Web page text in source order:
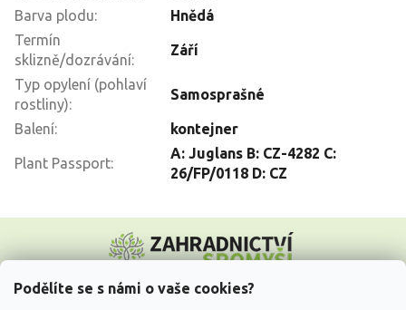
Podělíte se s námi o vaše cookies?
Barva plodu:
Hnědá
Termín
sklizně/dozrávání:
Září
Typ opylení (pohlaví
rostliny):
Samosprašné
Balení: kontejner
Plant Passport:
A: Juglans B: CZ-4282 C:
26/FP/0118 D: CZ
p